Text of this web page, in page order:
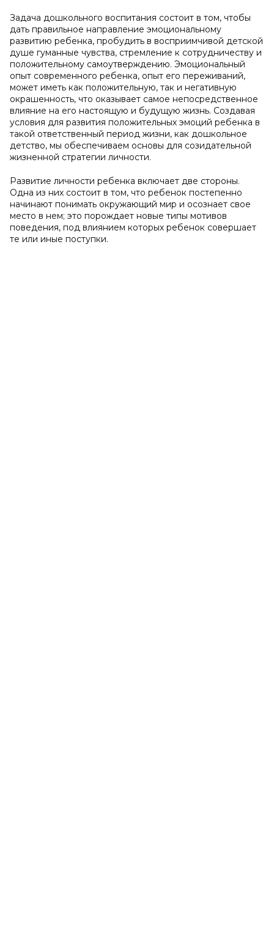
Задача дошкольного воспитания состоит в том, чтобы
дать правильное направление эмоциональному
рaзвитию ребенка, пробудить в восприимчивой детской
душе гумaнные чувства, стремление к сотрудничеству и
положительному самоутверждению. Эмоциональный
опыт современного ребенка, опыт его переживаний,
может иметь как положительную, так и негативную
окрашенность, что окaзывает самое непосредственное
влияние на его настоящую и будущую жизнь. Создавая
условия для развития положительных эмоций ребенка в
такой ответственный период жизни, как дошкольное
детство, мы обеспечиваем основы для созидательной
жизненной стратегии личности.
Развитие личности ребенка включает две стороны.
Одна из них состоит в том, что ребенок постепенно
начинают понимать окружающий мир и осознает свое
место в нем; это порождает новые типы мотивов
поведения, под влиянием которых ребенок совершает
те или иные поступки.